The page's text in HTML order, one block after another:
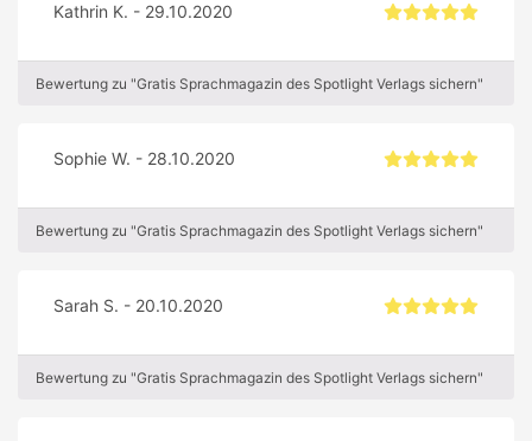
Kathrin K. - 29.10.2020
Bewertung zu "Gratis Sprachmagazin des Spotlight Verlags sichern"
Sophie W. - 28.10.2020
Bewertung zu "Gratis Sprachmagazin des Spotlight Verlags sichern"
Sarah S. - 20.10.2020
Bewertung zu "Gratis Sprachmagazin des Spotlight Verlags sichern"